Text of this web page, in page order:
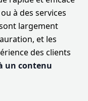
à des services
largement
et les
des clients
un contenu